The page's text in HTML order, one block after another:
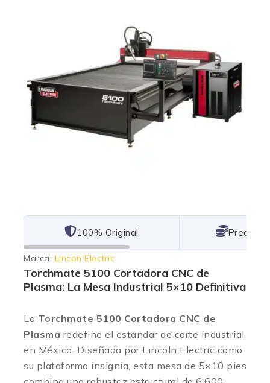
101% Original Lowest
Marca: Lincon Electric
Torchmate 5100 Cortadora CNC de
Plasma: La Mesa Industrial 5×10 Definitiva
La Torchmate 5100 Cortadora CNC de
Plasma redefine el estándar de corte industrial
en México. Diseñada por Lincoln Electric como
su plataforma insignia, esta mesa de 5×10 pies